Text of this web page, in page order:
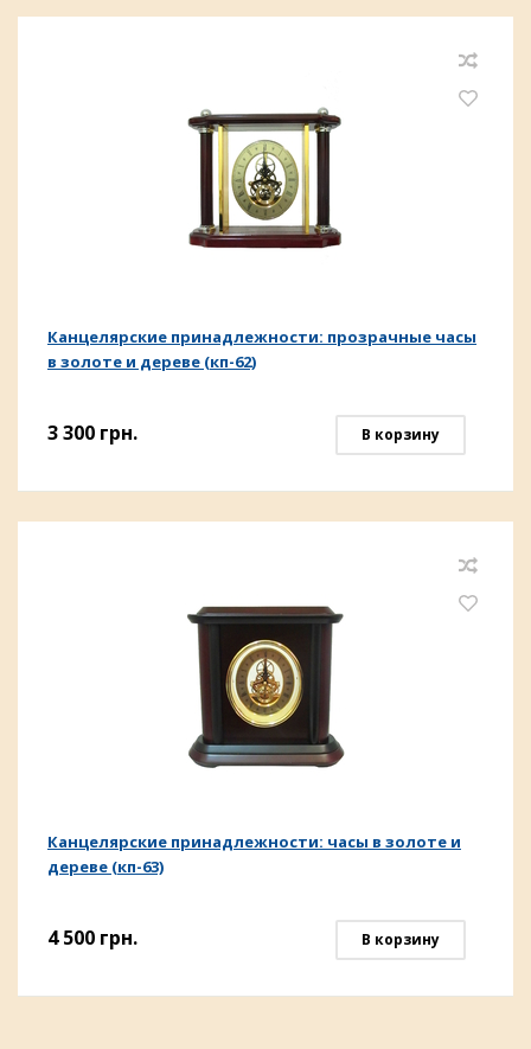
Канцелярские принадлежности: прозрачные часы
в золоте и дереве (кп-62)
3 300 грн. В корзину
Канцелярские принадлежности: часы в золоте и
дереве (кп-63)
4 500 грн. В корзину